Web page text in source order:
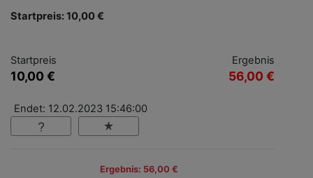
Startpreis: 10,00 €
Startpreis
10,00 €
Ergebnis
56,00 €
Endet: 12.02.2023 15:46:00
Ergebnis: 56,00 €